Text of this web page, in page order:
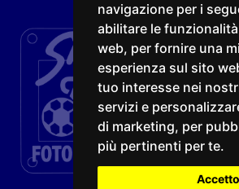
navigazione per i
abilitare le
web, per fornire una
esperienza sul sito
tuo interesse nei
servizi e
di marketing, per
più pertinenti per te.
Accetto